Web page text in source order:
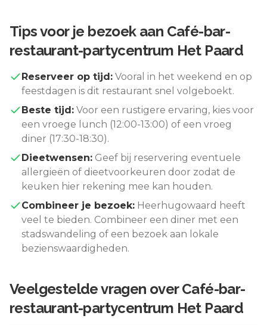
Tips voor je bezoek aan Café-bar-
restaurant-partycentrum Het Paard
Reserveer op tijd: Vooral in het weekend en op
feestdagen is dit restaurant snel volgeboekt.
Beste tijd: Voor een rustigere ervaring, kies voor
een vroege lunch (12:00-13:00) of een vroeg
diner (17:30-18:30).
Dieetwensen: Geef bij reservering eventuele
allergieën of dieetvoorkeuren door zodat de
keuken hier rekening mee kan houden.
Combineer je bezoek: Heerhugowaard heeft
veel te bieden. Combineer een diner met een
stadswandeling of een bezoek aan lokale
bezienswaardigheden.
Veelgestelde vragen overCafé-bar-
restaurant-partycentrum Het Paard